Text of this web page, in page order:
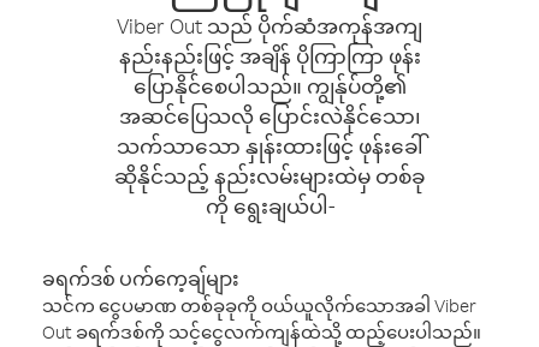
Viber Out သည် ပိုက်ဆံအကုန်အကျ
နည်းနည်းဖြင့် အချိန် ပိုကြာကြာ ဖုန်း
ပြောနိုင်စေပါသည်။ ကျွန်ုပ်တို့၏
အဆင်ပြေသလို ပြောင်းလဲနိုင်သော၊
သက်သာသော နှုန်းထားဖြင့် ဖုန်းခေါ်
ဆိုနိုင်သည့် နည်းလမ်းများထဲမှ တစ်ခု
ကို ရွေးချယ်ပါ-
ခရက်ဒစ် ပက်ကေ့ချ်များ
သင်က ငွေပမာဏ တစ်ခုခုကို ဝယ်ယူလိုက်သောအခါ Viber
Out ခရက်ဒစ်ကို သင့်ငွေလက်ကျန်ထဲသို့ ထည့်ပေးပါသည်။